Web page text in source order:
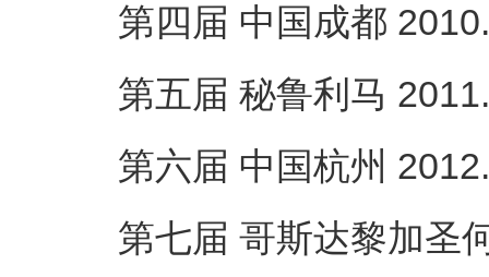
第四届 中国成都
第五届 秘鲁利马
第六届 中国杭州
第七届 哥斯达黎加圣